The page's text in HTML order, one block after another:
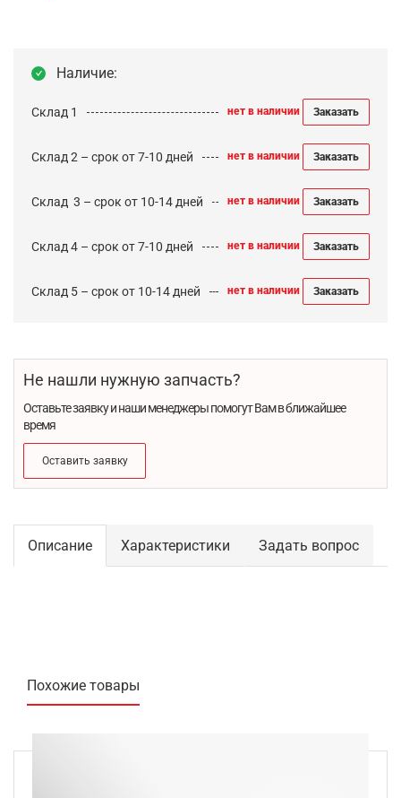
Наличие:
Склад 1 нет в наличии Заказать
Склад 2 – срок от 7-10 дней нет в наличии Заказать
Cклад 3 – срок от 10-14 дней нет в наличии Заказать
Склад 4 – срок от 7-10 дней нет в наличии Заказать
Склад 5 – срок от 10-14 дней нет в наличии Заказать
Не нашли нужную запчасть?
Оставьте заявку и наши менеджеры помогут Вам в ближайшее
время
Оставить заявку
Описание Характеристики Задать вопрос
Похожие товары